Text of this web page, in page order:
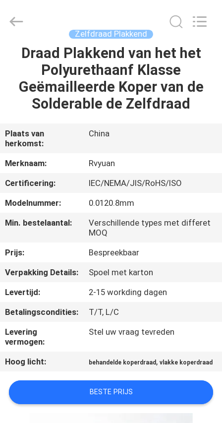
HUIS
PRODUCTEN
ONGEVEER
ONS
FABRIEKSREIS
KWALITEITSCONTROLE
CONTACTEER
ONS
NIEUWS
VERZOEK
OM EEN
SITEMAP
Material
Co,.Ltd.
Zelfdraad Plakkend
Draad Plakkend van het het
Polyurethaanf Klasse
Geëmailleerde Koper van de
Solderable de Zelfdraad
Plaats van
herkomst:
China
Merknaam:
Rvyuan
Certificering:
IEC/NEMA/JIS/RoHS/ISO
Modelnummer:
0.0120.8mm
Min. bestelaantal:
Verschillende types met differet
MOQ
Prijs:
Bespreekbaar
Verpakking Details:
Spoel met karton
Levertijd:
2-15 workding dagen
Betalingscondities:
T/T, L/C
Levering
vermogen:
Stel uw vraag tevreden
Hoog licht: behandelde koperdraad ,vlakke koperdraad
BESTE PRIJS